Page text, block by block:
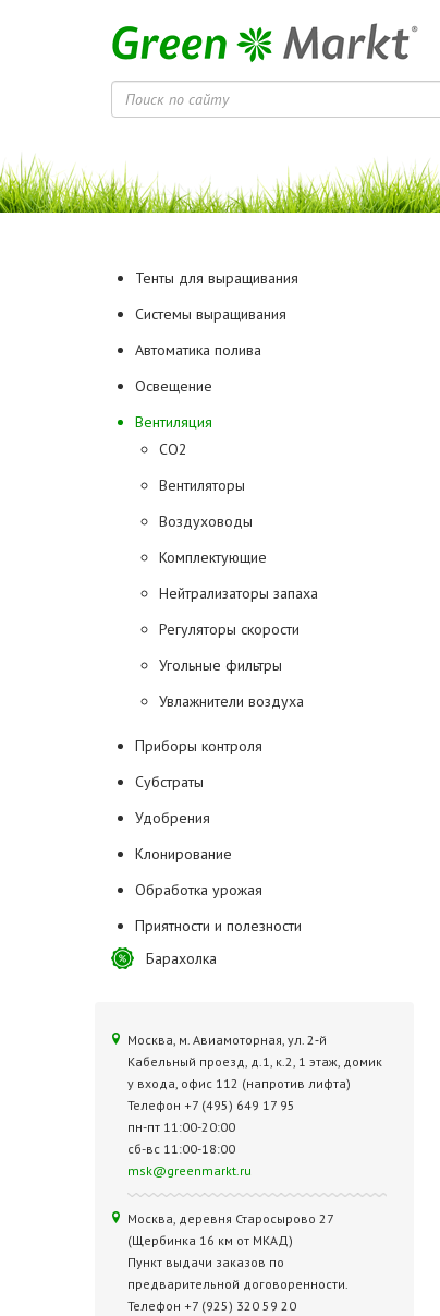
Тенты для выращивания
Системы выращивания
Автоматика полива
Освещение
Вентиляция
CO2
Вентиляторы
Воздуховоды
Комплектующие
Нейтрализаторы запаха
Регуляторы скорости
Угольные фильтры
Увлажнители воздуха
Приборы контроля
Субстраты
Удобрения
Клонирование
Обработка урожая
Приятности и полезности
Барахолка
Москва, м. Авиамоторная, ул. 2‑й
Кабельный проезд, д.1, к.2, 1 этаж, домик
у входа, офис 112 (напротив лифта)
Телефон +7 (495) 649 17 95
пн-пт 11:00-20:00
сб-вс 11:00-18:00
msk@greenmarkt.ru
Москва, деревня Старосырово 27
(Щербинка 16 км от МКАД)
Пункт выдачи заказов по
предварительной договоренности.
Телефон +7 (925) 320 59 20